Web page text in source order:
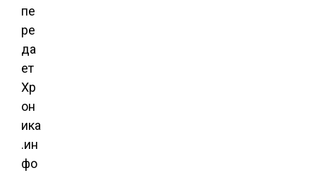
пе
ре
да
ет
Хр
он
ика
.ин
фо